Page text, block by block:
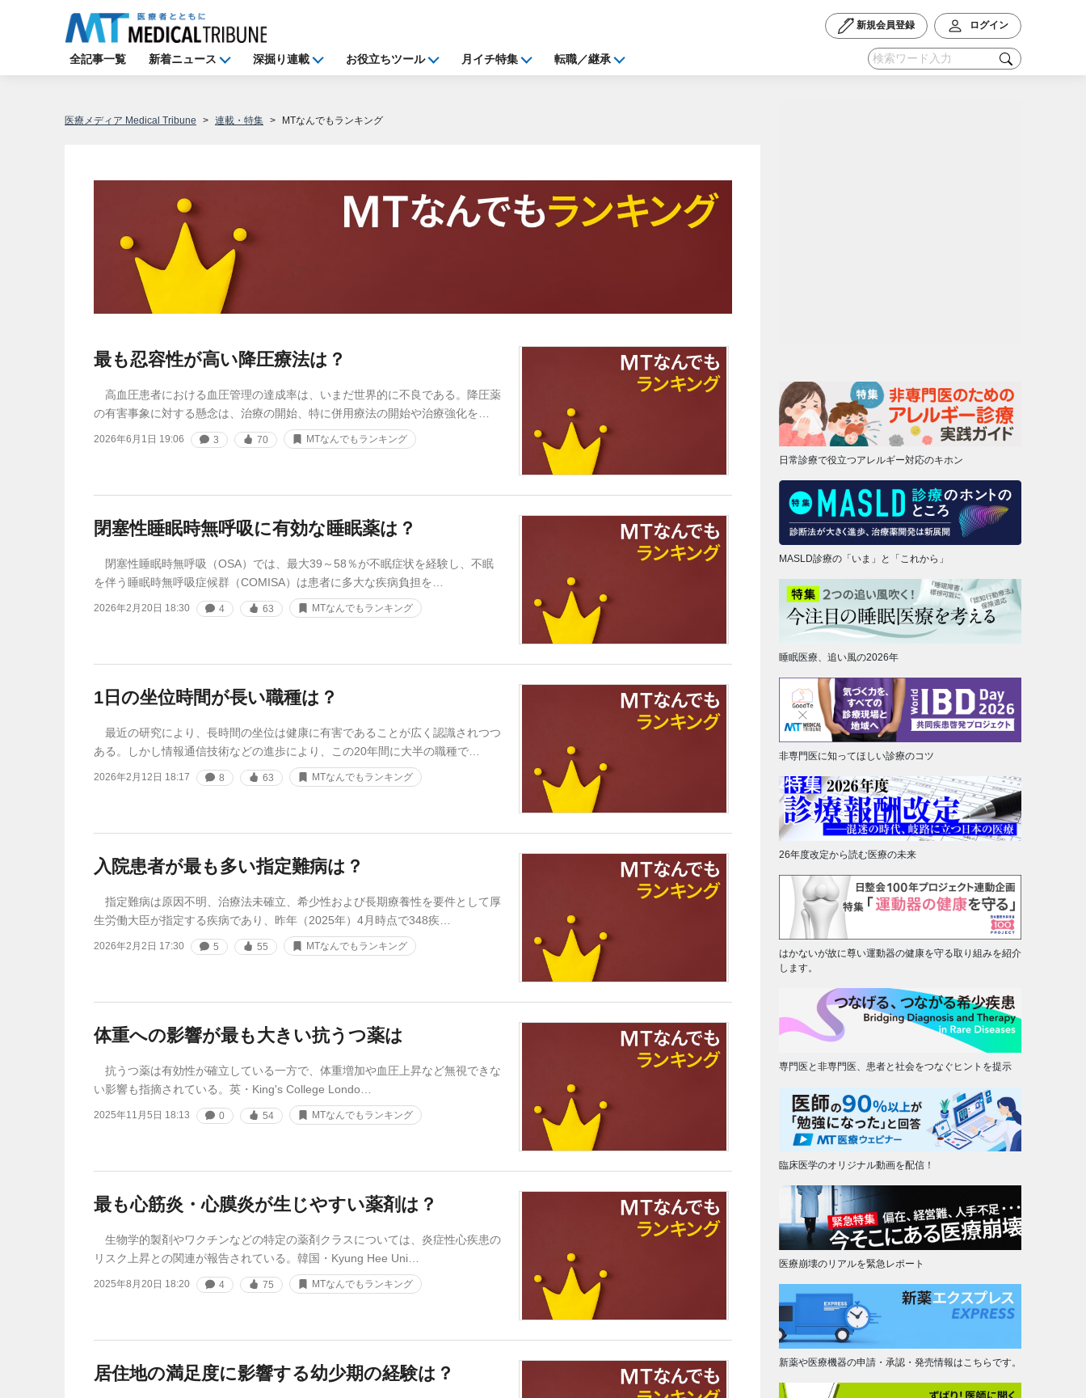
新規会員登録 ログイン
全記事一覧 新着ニュース 深掘り連載 お役立ちツール 月イチ特集 転職／継承
医療メディア Medical Tribune 連載・特集 MTなんでもランキング
最も忍容性が高い降圧療法は？
高血圧患者における血圧管理の達成率は、いまだ世界的に不良である。降圧薬
の有害事象に対する懸念は、治療の開始、特に併用療法の開始や治療強化を…
2026年6月1日 19:06 3 70 MTなんでもランキング
閉塞性睡眠時無呼吸に有効な睡眠薬は？
閉塞性睡眠時無呼吸（OSA）では、最大39～58％が不眠症状を経験し、不眠
を伴う睡眠時無呼吸症候群（COMISA）は患者に多大な疾病負担を…
2026年2月20日 18:30 4 63 MTなんでもランキング
1日の坐位時間が長い職種は？
最近の研究により、長時間の坐位は健康に有害であることが広く認識されつつ
ある。しかし情報通信技術などの進歩により、この20年間に大半の職種で…
2026年2月12日 18:17 8 63 MTなんでもランキング
入院患者が最も多い指定難病は？
指定難病は原因不明、治療法未確立、希少性および長期療養性を要件として厚
生労働大臣が指定する疾病であり、昨年（2025年）4月時点で348疾…
2026年2月2日 17:30 5 55 MTなんでもランキング
体重への影響が最も大きい抗うつ薬は
抗うつ薬は有効性が確立している一方で、体重増加や血圧上昇など無視できな
い影響も指摘されている。英・King's College Londo…
2025年11月5日 18:13 0 54 MTなんでもランキング
最も心筋炎・心膜炎が生じやすい薬剤は？
生物学的製剤やワクチンなどの特定の薬剤クラスについては、炎症性心疾患の
リスク上昇との関連が報告されている。韓国・Kyung Hee Uni…
2025年8月20日 18:20 4 75 MTなんでもランキング
居住地の満足度に影響する幼少期の経験は？
日常診療で役立つアレルギー対応のキホン
MASLD診療の「いま」と「これから」
睡眠医療、追い風の2026年
非専門医に知ってほしい診療のコツ
26年度改定から読む医療の未来
はかないが故に尊い運動器の健康を守る取り組みを紹介
します。
専門医と非専門医、患者と社会をつなぐヒントを提示
臨床医学のオリジナル動画を配信！
医療崩壊のリアルを緊急レポート
新薬や医療機器の申請・承認・発売情報はこちらです。